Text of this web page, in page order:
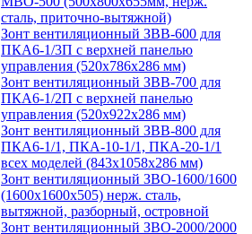
сталь, приточно-вытяжной)
Зонт вентиляционный ЗВВ-600 для
ПКА6-1/3П с верхней панелью
управления (520х786х286 мм)
Зонт вентиляционный ЗВВ-700 для
ПКА6-1/2П с верхней панелью
управления (520х922х286 мм)
Зонт вентиляционный ЗВВ-800 для
ПКА6-1/1, ПКА-10-1/1, ПКА-20-1/1
всех моделей (843х1058х286 мм)
Зонт вентиляционный ЗВО-1600/1600
(1600х1600х505) нерж. сталь,
вытяжной, разборный, островной
Зонт вентиляционный ЗВО-2000/2000